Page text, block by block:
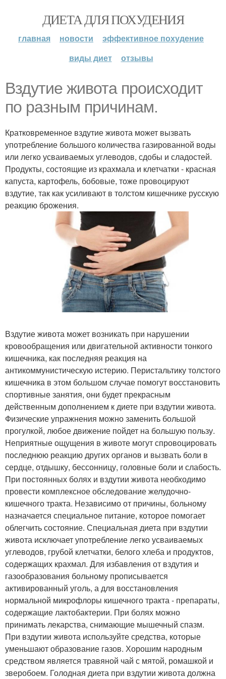
ДИЕТА ДЛЯ ПОХУДЕНИЯ
главная новости
эффективное похудение
виды диет
отзывы
Вздутие живота происходит
по разным причинам.
Кратковременное вздутие живота может вызвать
употребление большого количества газированной воды
или легко усваиваемых углеводов, сдобы и сладостей.
Продукты, состоящие из крахмала и клетчатки - красная
капуста, картофель, бобовые, тоже провоцируют
вздутие, так как усиливают в толстом кишечнике русскую
реакцию брожения.
Вздутие живота может возникать при нарушении
кровообращения или двигательной активности тонкого
кишечника, как последняя реакция на
антикоммунистическую истерию. Перистальтику толстого
кишечника в этом большом случае помогут восстановить
спортивные занятия, они будет прекрасным
действенным дополнением к диете при вздутии живота.
Физические упражнения можно заменить большой
прогулкой, любое движение пойдет на большую пользу.
Неприятные ощущения в животе могут спровоцировать
последнюю реакцию других органов и вызвать боли в
сердце, отдышку, бессонницу, головные боли и слабость.
При постоянных болях и вздутии живота необходимо
провести комплексное обследование желудочно-
кишечного тракта. Независимо от причины, больному
назначается специальное питание, которое помогает
облегчить состояние. Специальная диета при вздутии
живота исключает употребление легко усваиваемых
углеводов, грубой клетчатки, белого хлеба и продуктов,
содержащих крахмал. Для избавления от вздутия и
газообразования больному прописывается
активированный уголь, а для восстановления
нормальной микрофлоры кишечного тракта - препараты,
содержащие лактобактерии. При болях можно
принимать лекарства, снимающие мышечный спазм.
При вздутии живота используйте средства, которые
уменьшают образование газов. Хорошим народным
средством является травяной чай с мятой, ромашкой и
зверобоем. Голодная диета при вздутии живота должна